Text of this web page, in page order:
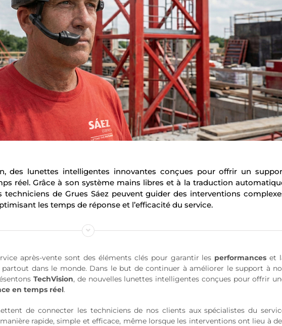
des lunettes intelligentes innovantes conçues pour offrir un
réel. Grâce à son système mains libres et à la traduction
techniciens de Grues Sáez peuvent guider des interventions
les temps de réponse et l’efficacité du service.
après-vente sont des éléments clés pour garantir les performances et
partout dans le monde. Dans le but de continuer à améliorer le support à
TechVision, de nouvelles lunettes intelligentes conçues pour offrir
en temps réel.
de connecter les techniciens de nos clients aux spécialistes du
rapide, simple et efficace, même lorsque les interventions ont lieu à